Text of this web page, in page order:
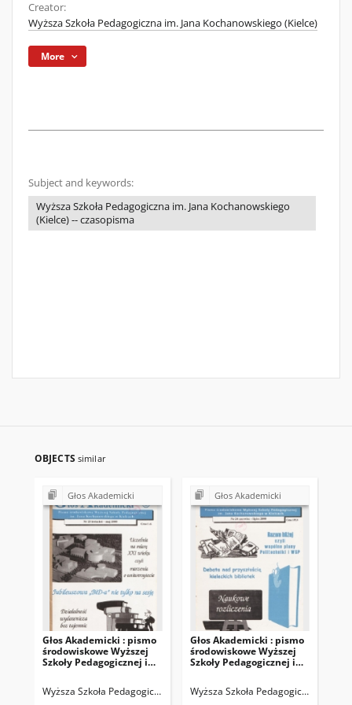
Creator:
Wyższa Szkoła Pedagogiczna im. Jana Kochanowskiego (Kielce)
More
Subject and keywords:
Wyższa Szkoła Pedagogiczna im. Jana Kochanowskiego
(Kielce) -- czasopisma
OBJECTS similar
Głos Akademicki
Głos Akademicki : pismo
środowiskowe Wyższej
Szkoły Pedagogicznej im.
Kielcach. 2000, nr 23 :
kwiecień-maj 2000
Wyższa Szkoła Pedagogiczna im. Jana Kochanowskiego (Kielce)
Głos Akademicki
Głos Akademicki : pismo
środowiskowe Wyższej
Szkoły Pedagogicznej im.
Kielcach. 2000, nr 24 :
czerwiec-lipiec 2000
Wyższa Szkoła Pedagogiczna im.